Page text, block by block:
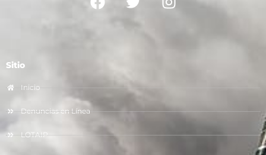
Sitio
Inicio
Denuncias en Línea
LOTAIP